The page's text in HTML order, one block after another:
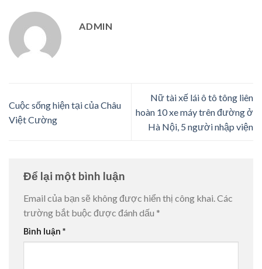
ADMIN
Cuộc sống hiện tại của Châu
Việt Cường
Nữ tài xế lái ô tô tông liên
hoàn 10 xe máy trên đường ở
Hà Nội, 5 người nhập viện
Để lại một bình luận
Email của bạn sẽ không được hiển thị công khai.Các
trường bắt buộc được đánh dấu *
Bình luận *